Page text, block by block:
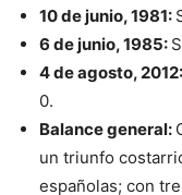
10 de junio, 1981:
6 de junio, 1985:
4 de agosto, 2012:
0.
Balance general:
un triunfo
españolas; con